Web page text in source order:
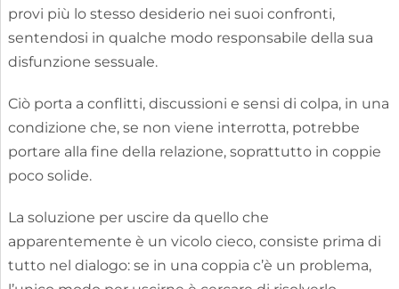
provi più lo stesso desiderio nei suoi confronti,
sentendosi in qualche modo responsabile della sua
disfunzione sessuale.
Ciò porta a conflitti, discussioni e sensi di colpa, in una
condizione che, se non viene interrotta, potrebbe
portare alla fine della relazione, soprattutto in coppie
poco solide.
La soluzione per uscire da quello che
apparentemente è un vicolo cieco, consiste prima di
tutto nel dialogo: se in una coppia c’è un problema,